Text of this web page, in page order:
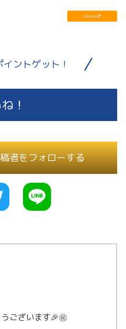
ントゲット！
！
者をフォローする
ございます🎉㊗️